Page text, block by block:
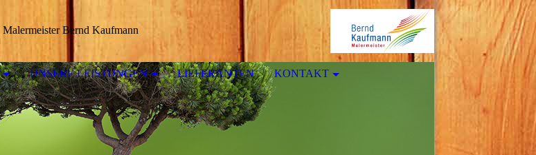
Malermeister Bernd Kaufmann
UNSERE LEISTUNGEN LIEFERANTEN KONTAKT